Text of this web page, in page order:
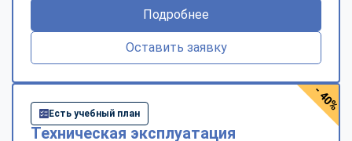
Подробнее
Оставить заявку
Есть учебный план
Техническая эксплуатация
- 40%